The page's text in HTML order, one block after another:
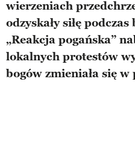
wierzeniach
odzyskały siłę
„Reakcja pogańska”
lokalnych protestów
bogów zmieniała się